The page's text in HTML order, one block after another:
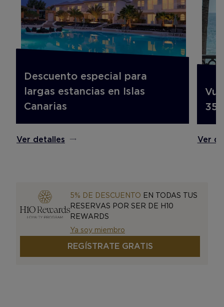
Descuento especial para
largas estancias en Islas
Canarias
Ver detalles Ver
5% DE DESCUENTO EN TODAS TUS
RESERVAS POR SER DE H10
REWARDS
Ya soy miembro
REGÍSTRATE GRATIS